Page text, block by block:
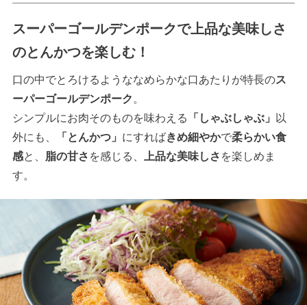
スーパーゴールデンポークで上品な美味しさ
のとんかつを楽しむ！
口の中でとろけるようななめらかな口あたりが特長のス
ーパーゴールデンポーク 。
シンプルにお肉そのものを味わえる
「しゃぶしゃぶ」
以
外にも、
「とんかつ」 にすればきめ細やかで柔らかい食
感と、 脂の甘さ を感じる、 上品な美味しさ を楽しめま
す。